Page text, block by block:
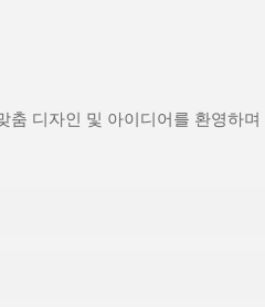
춤 디자인 및 아이디어를 환영하